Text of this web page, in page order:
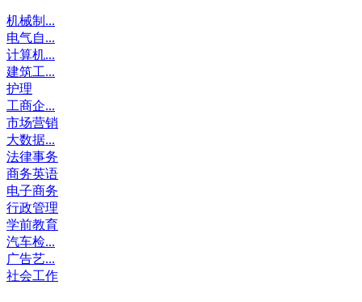
机械制...
电气自...
计算机...
建筑工...
护理
工商企...
市场营销
大数据...
法律事务
商务英语
电子商务
行政管理
学前教育
汽车检...
广告艺...
社会工作